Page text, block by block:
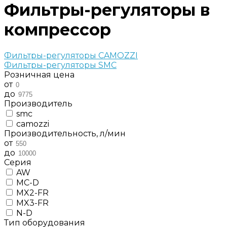
Фильтры-регуляторы в
компрессор
Фильтры-регуляторы CAMOZZI
Фильтры-регуляторы SMC
Розничная цена
от
до
Производитель
smc
camozzi
Производительность, л/мин
от
до
Серия
AW
MC-D
MX2-FR
MX3-FR
N-D
Тип оборудования